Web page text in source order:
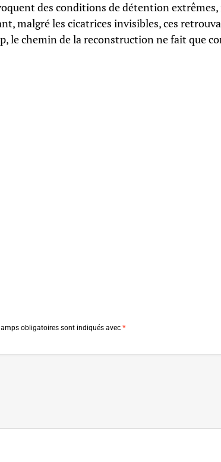
des conditions de détention
malgré les cicatrices invisibles, ces
le chemin de la reconstruction ne fait que
obligatoires sont indiqués avec *